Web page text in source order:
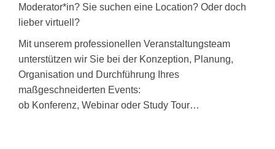
Moderator*in? Sie suchen eine Location? Oder doch
lieber virtuell?
Mit unserem professionellen Veranstaltungsteam
unterstützen wir Sie bei der Konzeption, Planung,
Organisation und Durchführung Ihres
maßgeschneiderten Events:
ob Konferenz, Webinar oder Study Tour…